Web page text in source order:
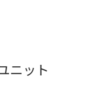
ニット